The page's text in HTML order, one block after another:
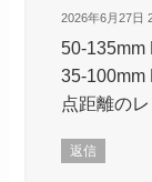
2026年6月27日
50-135mm
35-100mm
点距離の
返信